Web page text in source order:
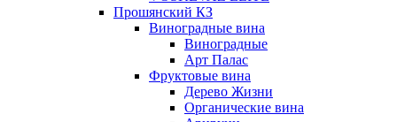
Прошянский КЗ
Виноградные вина
Виноградные
Арт Палас
Фруктовые вина
Дерево Жизни
Органические вина